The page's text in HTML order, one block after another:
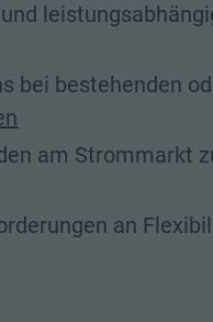
bei bestehenden
am Strommarkt
an